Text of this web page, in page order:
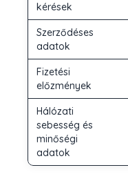
kérések
Szerződéses
adatok
Fizetési
előzmények
Hálózati
sebesség és
minőségi
adatok